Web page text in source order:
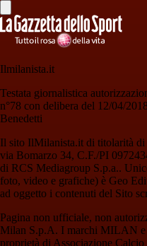
Ilmilanista.it
Testata giornalistica
n°78 con delibera del 12/04/
Benedetti
Il sito IlMilanista.it di titolarità di
via Bomarzo 34, C.F./PI
di RCS Mediagroup S.p.a..
foto, video e grafiche) è Geo
ad oggetto i contenuti del Sito
Pagina non ufficiale, non
Milan S.p.A. I marchi MILAN
proprietà di Associazione